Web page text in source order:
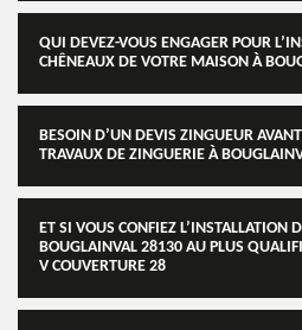
QUI DEVEZ-VOUS ENGAGER POUR
CHÊNEAUX DE VOTRE MAISON À
BESOIN D’UN DEVIS ZINGUEUR
TRAVAUX DE ZINGUERIE À
ET SI VOUS CONFIEZ L’INSTALLATION
BOUGLAINVAL 28130 AU PLUS
V COUVERTURE 28